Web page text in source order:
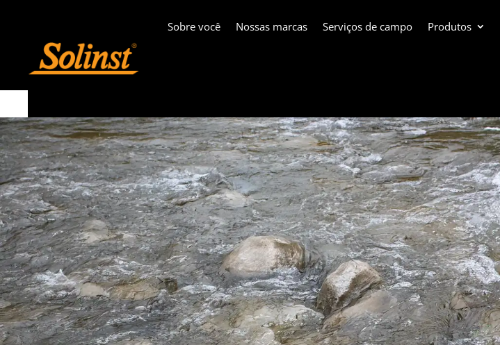
Sobre você Nossas marcas Serviços de campo Produtos